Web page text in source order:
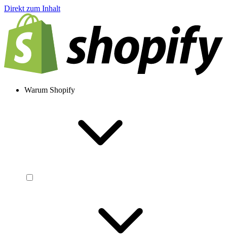
Direkt zum Inhalt
Warum Shopify